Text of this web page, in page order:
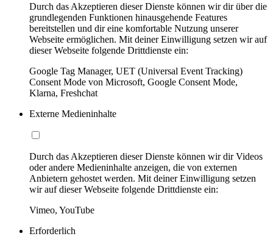
Durch das Akzeptieren dieser Dienste können wir dir über die
grundlegenden Funktionen hinausgehende Features
bereitstellen und dir eine komfortable Nutzung unserer
Webseite ermöglichen. Mit deiner Einwilligung setzen wir auf
dieser Webseite folgende Drittdienste ein:
Google Tag Manager, UET (Universal Event Tracking)
Consent Mode von Microsoft, Google Consent Mode,
Klarna, Freshchat
Externe Medieninhalte
Durch das Akzeptieren dieser Dienste können wir dir Videos
oder andere Medieninhalte anzeigen, die von externen
Anbietern gehostet werden. Mit deiner Einwilligung setzen
wir auf dieser Webseite folgende Drittdienste ein:
Vimeo, YouTube
Erforderlich